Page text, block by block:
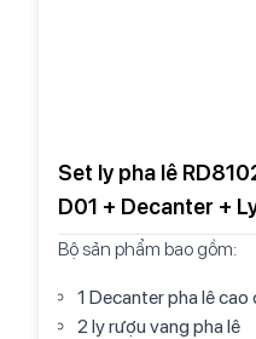
Set ly pha lê
D01 + Decanter +
Bộ sản phẩm bao gồm:
1 Decanter pha lê cao
2 ly rượu vang pha lê